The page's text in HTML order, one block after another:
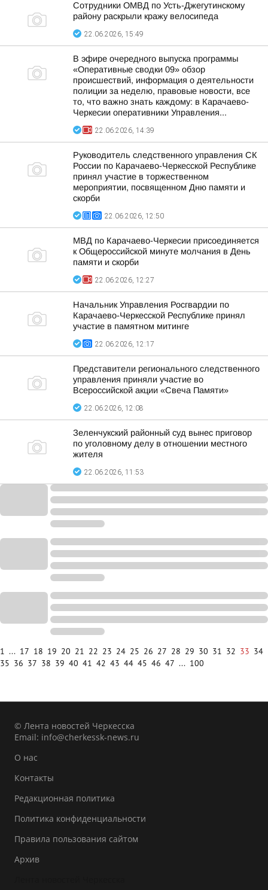
Сотрудники ОМВД по Усть-Джегутинскому
району раскрыли кражу велосипеда
22.06.2026, 15:49
В эфире очередного выпуска программы
«Оперативные сводки 09» обзор
происшествий, информация о деятельности
полиции за неделю, правовые новости, все
то, что важно знать каждому: в Карачаево-
Черкесии оперативники Управления...
22.06.2026, 14:39
Руководитель следственного управления СК
России по Карачаево-Черкесской Республике
принял участие в торжественном
мероприятии, посвященном Дню памяти и
скорби
22.06.2026, 12:50
МВД по Карачаево-Черкесии присоединяется
к Общероссийской минуте молчания в День
памяти и скорби
22.06.2026, 12:27
Начальник Управления Росгвардии по
Карачаево-Черкесской Республике принял
участие в памятном митинге
22.06.2026, 12:17
Представители регионального следственного
управления приняли участие во
Всероссийской акции «Свеча Памяти»
22.06.2026, 12:08
Зеленчукский районный суд вынес приговор
по уголовному делу в отношении местного
жителя
22.06.2026, 11:53
1 ... 17 18 19 20 21 22 23 24 25 26 27 28 29 30 31 32 33 34
35 36 37 38 39 40 41 42 43 44 45 46 47 ... 100
© Лента новостей Черкесска
Email: info@cherkessk-news.ru
О нас
Контакты
Редакционная политика
Политика конфиденциальности
Правила пользования сайтом
Архив